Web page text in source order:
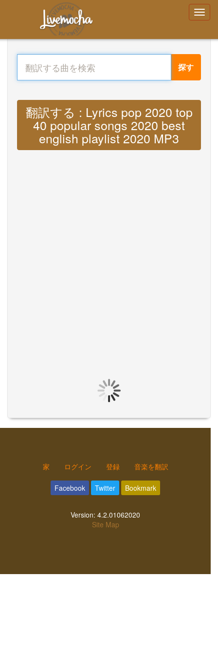
探す
翻訳する : Lyrics pop 2020 top
40 popular songs 2020 best
english playlist 2020 MP3
家 ログイン 登録 音楽を翻訳
Facebook Twitter Bookmark
Version: 4.2.01062020
Site Map